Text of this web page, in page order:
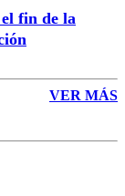
fin de la
VER MÁS